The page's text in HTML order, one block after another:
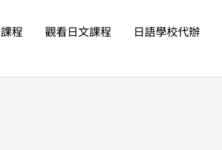
程 觀看日文課程 日語學校代辦